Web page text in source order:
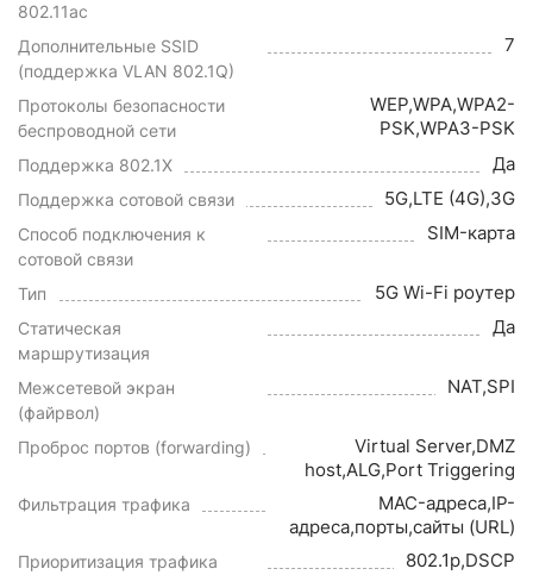
802.11ac
Дополнительные SSID
(поддержка VLAN 802.1Q)
7
Протоколы безопасности
беспроводной сети
WEP,WPA,WPA2-
PSK,WPA3-PSK
Поддержка 802.1X Да
Поддержка сотовой связи 5G,LTE (4G),3G
Способ подключения к
сотовой связи
SIM-карта
Тип 5G Wi-Fi роутер
Статическая
маршрутизация
Да
Межсетевой экран
(файрвол)
NAT,SPI
Проброс портов (forwarding)
Virtual Server,DMZ
host,ALG,Port Triggering
Фильтрация трафика
MAC-адреса,IP-
адреса,порты,сайты (URL)
Приоритизация трафика
802.1p,DSCP